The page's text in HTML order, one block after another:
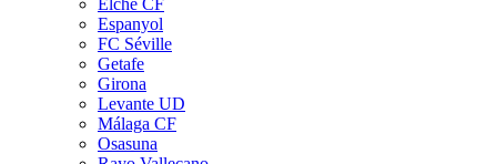
Elche CF
Espanyol
FC Séville
Getafe
Girona
Levante UD
Málaga CF
Osasuna